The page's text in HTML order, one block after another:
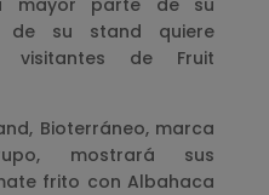
mayor parte de su
su stand quiere
de Fruit
Bioterráneo, marca
mostrará sus
frito con Albahaca